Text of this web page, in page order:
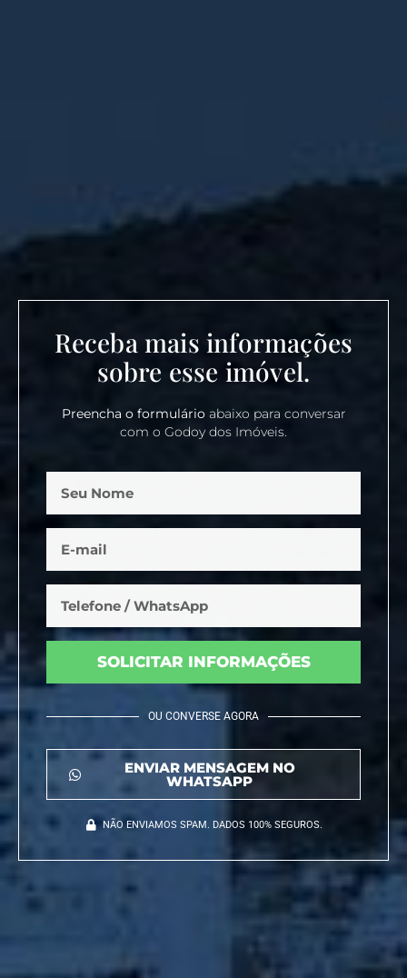
Receba mais informações
sobre esse imóvel.
Preencha o formulárioabaixo para conversar
com o Godoy dos Imóveis.
SOLICITAR INFORMAÇÕES
OU CONVERSE AGORA
ENVIAR MENSAGEM NO
WHATSAPP
NÃO ENVIAMOS SPAM. DADOS 100% SEGUROS.